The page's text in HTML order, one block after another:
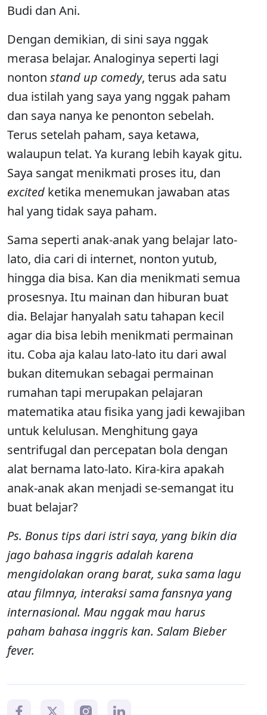
Budi dan Ani.
Dengan demikian, di sini saya nggak
merasa belajar. Analoginya seperti lagi
nonton stand up comedy, terus ada satu
dua istilah yang saya yang nggak paham
dan saya nanya ke penonton sebelah.
Terus setelah paham, saya ketawa,
walaupun telat. Ya kurang lebih kayak gitu.
Saya sangat menikmati proses itu, dan
excited ketika menemukan jawaban atas
hal yang tidak saya paham.
Sama seperti anak-anak yang belajar lato-
lato, dia cari di internet, nonton yutub,
hingga dia bisa. Kan dia menikmati semua
prosesnya. Itu mainan dan hiburan buat
dia. Belajar hanyalah satu tahapan kecil
agar dia bisa lebih menikmati permainan
itu. Coba aja kalau lato-lato itu dari awal
bukan ditemukan sebagai permainan
rumahan tapi merupakan pelajaran
matematika atau fisika yang jadi kewajiban
untuk kelulusan. Menghitung gaya
sentrifugal dan percepatan bola dengan
alat bernama lato-lato. Kira-kira apakah
anak-anak akan menjadi se-semangat itu
buat belajar?
Ps. Bonus tips dari istri saya, yang bikin dia
jago bahasa inggris adalah karena
mengidolakan orang barat, suka sama lagu
atau filmnya, interaksi sama fansnya yang
internasional. Mau nggak mau harus
paham bahasa inggris kan. Salam Bieber
fever.